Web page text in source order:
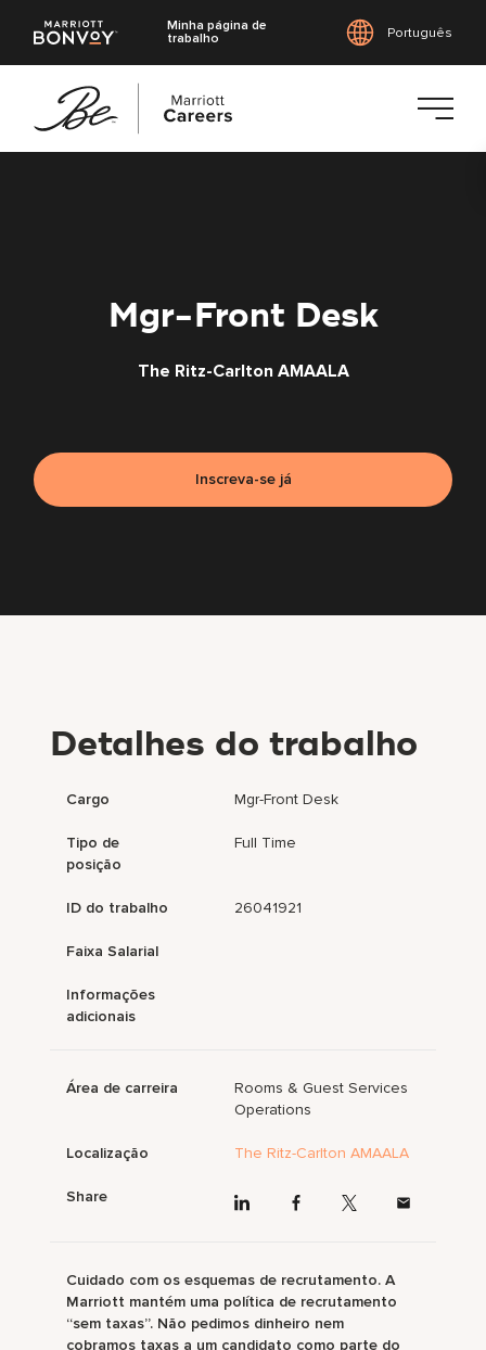
Minha página de
trabalho
Português
Mgr-Front Desk
The Ritz-Carlton AMAALA
Inscreva-se já
Detalhes do trabalho
Cargo Mgr-Front Desk
Tipo de
posição
Full Time
ID do trabalho 26041921
Faixa Salarial
Informações
adicionais
Área de carreira
Rooms & Guest Services
Operations
Localização The Ritz-Carlton AMAALA
Share
Cuidado com os esquemas de recrutamento. A
Marriott mantém uma política de recrutamento
“sem taxas”. Não pedimos dinheiro nem
cobramos taxas a um candidato como parte do